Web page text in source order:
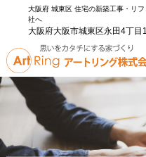
大阪府 城東区 住宅の新築工事・リ
社へ
大阪府大阪市城東区永田4丁目